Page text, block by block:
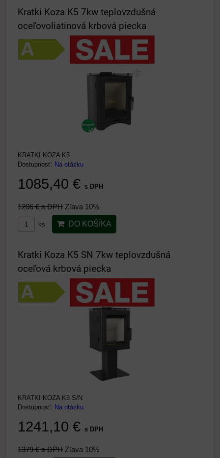
Kratki Koza K5 7kw teplovzdušná
oceľovoliatinová krbová piecka
KRATKI KOZA K5
Dostupnosť: Na otázku
1085,40 € s DPH
1206 €s DPH Zľava 10%
ks DO KOŠÍKA
Kratki Koza K5 SN 7kw teplovzdušná
oceľová krbová piecka
KRATKI KOZA K5 S/N
Dostupnosť: Na otázku
1241,10 € s DPH
1379 €s DPH Zľava 10%